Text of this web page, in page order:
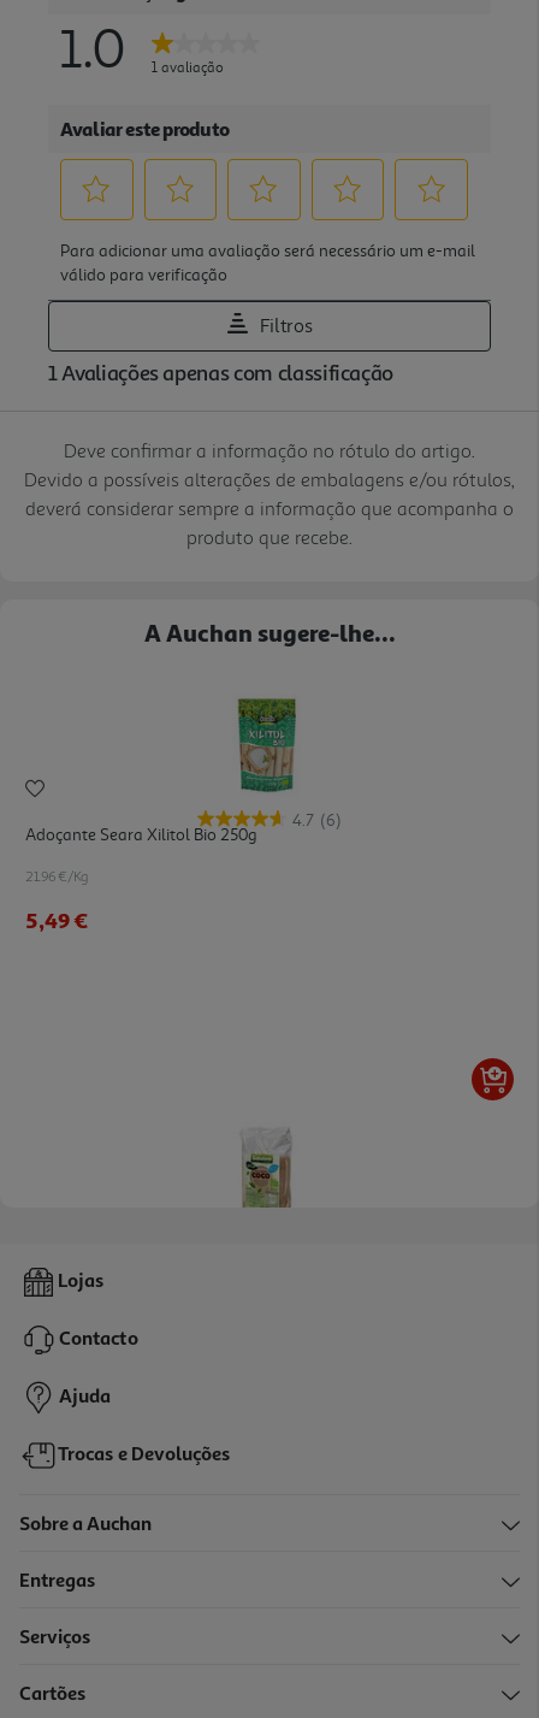
Deve confirmar a informação no rótulo do artigo.
Devido a possíveis alterações de embalagens e/ou rótulos,
deverá considerar sempre a informação que acompanha o
produto que recebe.
A Auchan sugere-lhe...
4.7 (6)
Adoçante Seara Xilitol Bio 250g
21.96 €/Kg
5,49 €
Açúcar Salutem De Côco Bio 250g
2,79 €
Lojas
Contacto
Ajuda
Trocas e Devoluções
Sobre a Auchan
Entregas
Serviços
Cartões